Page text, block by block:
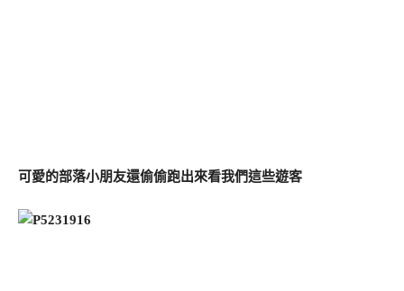
可愛的部落小朋友還偷偷跑出來看我們這些遊客